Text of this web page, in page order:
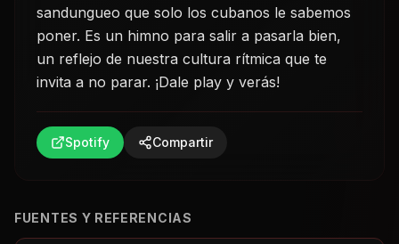
sandungueo que solo los cubanos le sabemos
poner. Es un himno para salir a pasarla bien,
un reflejo de nuestra cultura rítmica que te
invita a no parar. ¡Dale play y verás!
Spotify Compartir
FUENTES Y REFERENCIAS